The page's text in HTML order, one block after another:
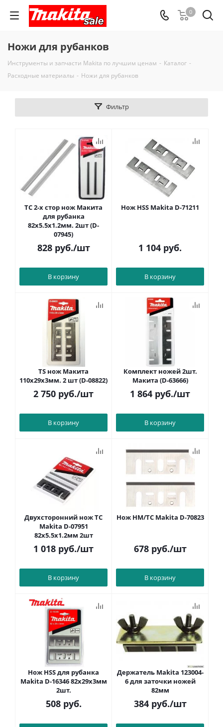
0
Ножи для рубанков
Инструменты и запчасти Makita по лучшим ценам - Каталог -
Расходные материалы - Ножи для рубанков
Фильтр
TC 2-x стор нож Макита
для рубанка
82х5.5х1.2мм. 2шт (D-
07945)
828руб./шт
В корзину
Нож HSS Makita D-71211
1 104 руб.
В корзину
TS нож Макита
110х29х3мм. 2 шт (D-08822)
2 750 руб./шт
В корзину
Комплект ножей 2шт.
Макита (D-63666)
1 864 руб./шт
В корзину
Двухсторонний нож TC
Makita D-07951
82x5.5x1.2мм 2шт
1 018 руб./шт
В корзину
Нож HM/TC Makita D-70823
678руб./шт
В корзину
Нож HSS для рубанка
Makita D-16346 82x29x3мм
2шт.
508руб.
Держатель Makita 123004-
6 для заточки ножей
82мм
384руб./шт